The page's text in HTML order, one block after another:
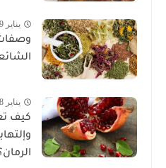
يناير 29, 2026
يناير 28, 2026
كيف